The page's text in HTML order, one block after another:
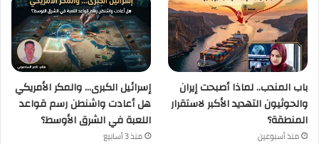
باب المندب.. لماذا أصبحت إيران
والحوثيون التهديد الأكبر لاستقرار
المنطقة؟
منذ أسبوعين
إسرائيل الكبرى… والمكر الأمريكي
هل أعادت واشنطن رسم قواعد
اللعبة في الشرق الأوسط؟
منذ 3 أسابيع